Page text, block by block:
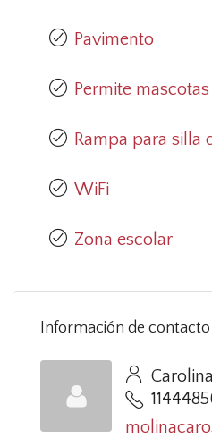
Pavimento
Permite mascotas
Rampa para silla
WiFi
Zona escolar
Información de contacto